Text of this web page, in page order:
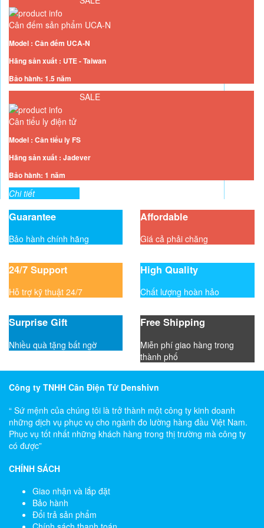
Cân đếm sản phẩm UCA-N
Model : Cân đếm UCA-N
Hãng sản xuất : UTE - Taiwan
Bảo hành: 1.5 năm
SALE
Cân tiểu ly điện tử
Model : Cân tiểu ly FS
Hãng sản xuất : Jadever
Bảo hành: 1 năm
Chi tiết
Guarantee
Bảo hành chính hãng
Affordable
Giá cả phải chăng
24/7 Support
Hỗ trợ kỹ thuật 24/7
High Quality
Chất lượng hoàn hảo
Surprise Gift
Nhiều quà tặng bất ngờ
Free Shipping
Miễn phí giao hàng trong
thành phố
Công ty TNHH Cân Điện Tử Denshivn
“ Sứ mệnh của chúng tôi là trở thành một công ty kinh doanh
những dịch vụ phục vụ cho ngành đo lường hàng đầu Việt Nam.
Phục vụ tốt nhất những khách hàng trong thị trường mà công ty
có được”
CHÍNH SÁCH
Giao nhận và lắp đặt
Bảo hành
Đổi trả sản phẩm